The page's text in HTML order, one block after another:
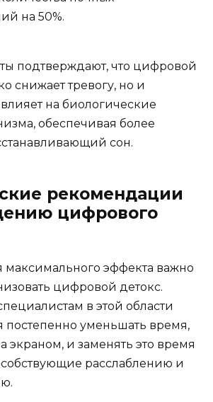
на 50%.
подтверждают, что цифровой
снижает тревогу, но и
на биологические
обеспечивая более
сон.
рекомендации
цифрового
максимального эффекта важно
цифровой детокс.
в этой области
постепенно уменьшать время,
экраном, и заменять это время
расслаблению и